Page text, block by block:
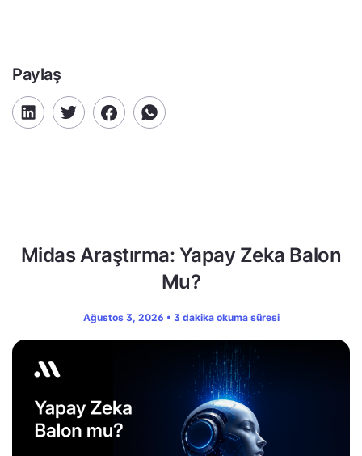
Paylaş
Midas Araştırma: Yapay Zeka Balon
Mu?
Ağustos 3, 2026 • 3 dakika okuma süresi